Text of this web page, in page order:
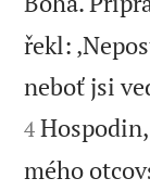
řekl:
neboť jsi
4
mého